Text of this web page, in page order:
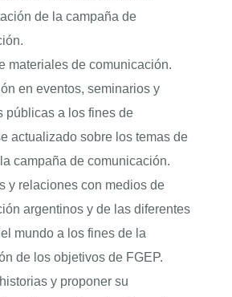
de la campaña de
materiales de comunicación.
en eventos, seminarios y
públicas a los fines de
actualizado sobre los temas de
campaña de comunicación.
y relaciones con medios de
argentinos y de las diferentes
mundo a los fines de la
de los objetivos de FGEP.
y proponer su